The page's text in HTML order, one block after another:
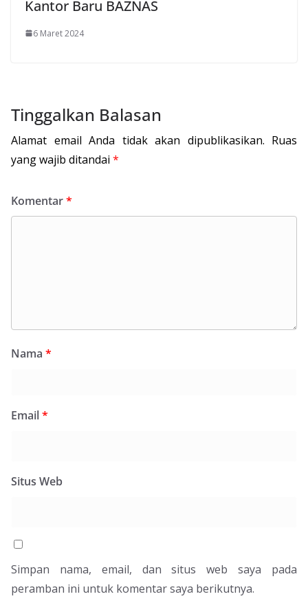
Kantor Baru BAZNAS
6 Maret 2024
Tinggalkan Balasan
Alamat email Anda tidak akan dipublikasikan. Ruas
yang wajib ditandai *
Komentar*
Nama *
Email*
Situs Web
Simpan nama, email, dan situs web saya pada
peramban ini untuk komentar saya berikutnya.